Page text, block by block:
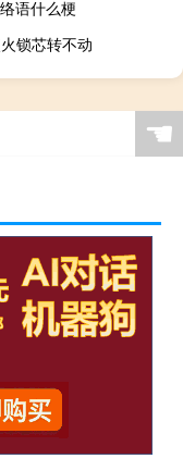
语什么梗
锁芯转不动
☚